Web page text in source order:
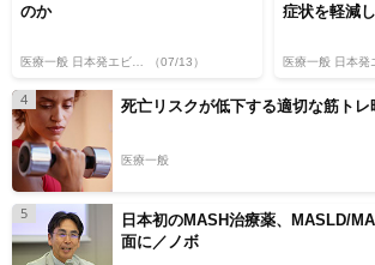
のか
医療一般 日本発エビデンス （07/13）
症状を軽減
4 死亡リスクが低下する適切な筋トレ
医療一般
5
日本初のMASH治療薬、MASLD/
面に／ノボ